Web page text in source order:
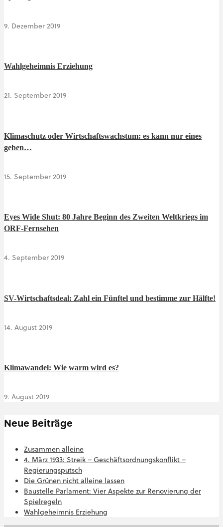
9. Dezember 2019
Wahlgeheimnis Erziehung
21. September 2019
Klimaschutz oder Wirtschaftswachstum: es kann nur eines
geben…
15. September 2019
Eyes Wide Shut: 80 Jahre Beginn des Zweiten Weltkriegs im
ORF-Fernsehen
4. September 2019
SV-Wirtschaftsdeal: Zahl ein Fünftel und bestimme zur Hälfte!
14. August 2019
Klimawandel: Wie warm wird es?
9. August 2019
Neue Beiträge
Zusammen alleine
4. März 1933: Streik – Geschäftsordnungskonflikt –
Regierungsputsch
Die Grünen nicht alleine lassen
Baustelle Parlament: Vier Aspekte zur Renovierung der
Spielregeln
Wahlgeheimnis Erziehung